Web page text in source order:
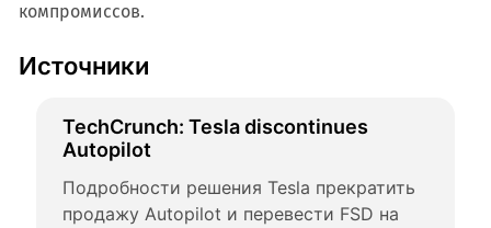
компромиссов.
Источники
TechCrunch: Tesla discontinues
Autopilot
Подробности решения Tesla прекратить
продажу Autopilot и перевести FSD на